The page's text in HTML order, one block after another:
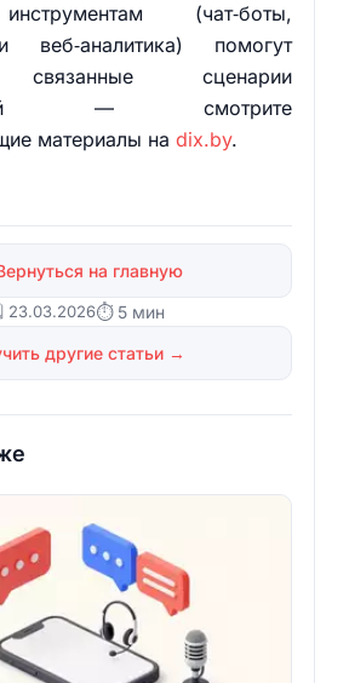
(чат‑боты,
веб‑аналитика) помогут
связанные сценарии
— смотрите
материалы на dix.by.
на главную
23.03.2026⏱ 5 мин
другие статьи →